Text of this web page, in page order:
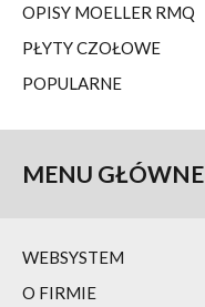
OPISY MOELLER RMQ
PŁYTY CZOŁOWE
POPULARNE
MENU GŁÓWNE
WEBSYSTEM
O FIRMIE